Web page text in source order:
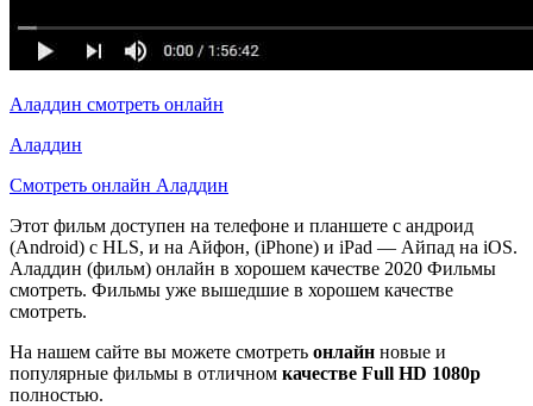
Аладдин смотреть онлайн
Аладдин
Смотреть онлайн Аладдин
Этот фильм доступен на телефоне и планшете с андроид
(Android) с HLS, и на Айфон, (iPhone) и iPad — Айпад на iOS.
Аладдин (фильм) онлайн в хорошем качестве 2020 Фильмы
смотреть. Фильмы уже вышедшие в хорошем качестве
смотреть.
На нашем сайте вы можете смотреть онлайн новые и
популярные фильмы в отличном качестве Full HD 1080p
полностью.